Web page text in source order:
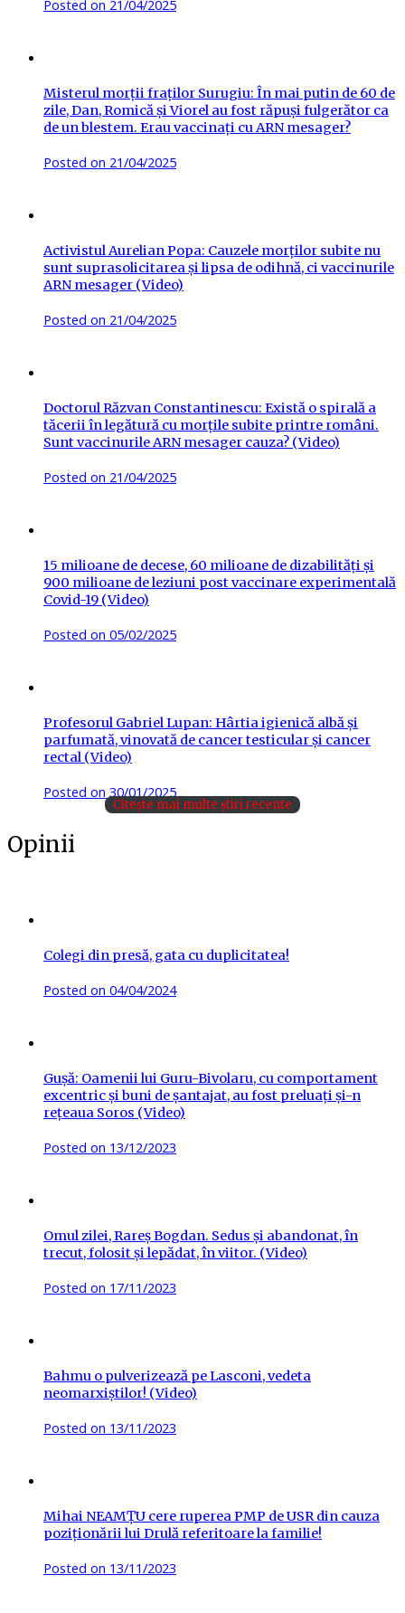
Posted on 21/04/2025
Misterul morții fraților Surugiu: În mai putin de 60 de
zile, Dan, Romică și Viorel au fost răpuși fulgerător ca
de un blestem. Erau vaccinați cu ARN mesager?
Posted on 21/04/2025
Activistul Aurelian Popa: Cauzele morților subite nu
sunt suprasolicitarea și lipsa de odihnă, ci vaccinurile
ARN mesager (Video)
Posted on 21/04/2025
Doctorul Răzvan Constantinescu: Există o spirală a
tăcerii în legătură cu morțile subite printre români.
Sunt vaccinurile ARN mesager cauza? (Video)
Posted on 21/04/2025
15 milioane de decese, 60 milioane de dizabilități și
900 milioane de leziuni post vaccinare experimentală
Covid-19 (Video)
Posted on 05/02/2025
Profesorul Gabriel Lupan: Hârtia igienică albă și
parfumată, vinovată de cancer testicular și cancer
rectal (Video)
Posted on30/01/2025
Citește mai multe știri recente
Opinii
Colegi din presă, gata cu duplicitatea!
Posted on 04/04/2024
Gușă: Oamenii lui Guru-Bivolaru, cu comportament
excentric și buni de șantajat, au fost preluați și-n
rețeaua Soros (Video)
Posted on 13/12/2023
Omul zilei, Rareș Bogdan. Sedus și abandonat, în
trecut, folosit și lepădat, în viitor. (Video)
Posted on 17/11/2023
Bahmu o pulverizează pe Lasconi, vedeta
neomarxiștilor! (Video)
Posted on 13/11/2023
Mihai NEAMȚU cere ruperea PMP de USR din cauza
poziționării lui Drulă referitoare la familie!
Posted on 13/11/2023